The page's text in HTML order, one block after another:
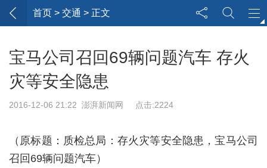
首页 > 交通 > 正文
宝马公司召回69辆问题汽车 存火
灾等安全隐患
2016-12-06 21:22 澎湃新闻网 点击:2224
（原标题：质检总局：存火灾等安全隐患，宝马公司
召回69辆问题汽车）